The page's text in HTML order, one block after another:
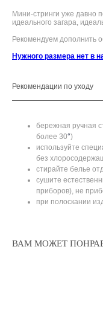
Мини-стринги уже давно
идеального загара,
Рекомендуем дополнить
Нужного размера нет в
Рекомендации по уходу
бережная ручная
более 30°)
используйте
без
стирайте белье
сушите
приборов), не
при полоскании
ВАМ МОЖЕТ